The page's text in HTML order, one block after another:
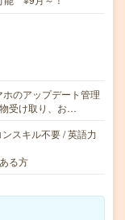
のアップデート管理
受け取り、お…
スキル不要 / 英語力
る方